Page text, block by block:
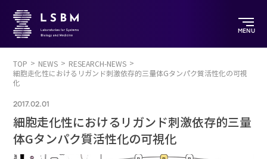
MENU
TOP NEWS
RESEARCH-NEWS
細胞走化性におけるリガンド刺激依存的三量体Gタンパク質活性化の可視
化
2017.02.01
細胞走化性におけるリガンド刺激依存的三量
体Gタンパク質活性化の可視化